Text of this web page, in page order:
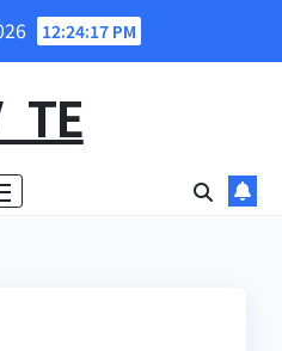
12:24:18 PM